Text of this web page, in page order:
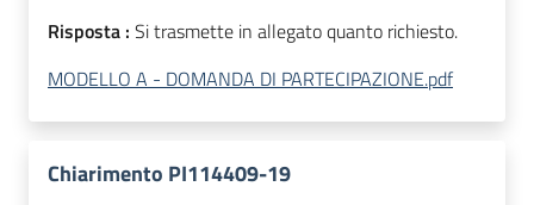
Risposta : Si trasmette in allegato quanto richiesto.
MODELLO A - DOMANDA DI PARTECIPAZIONE.pdf
Chiarimento PI114409-19